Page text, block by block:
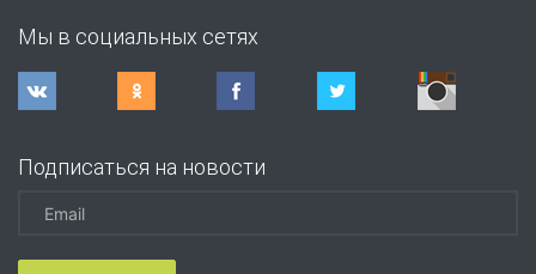
Мы в социальных сетях
Подписаться на новости